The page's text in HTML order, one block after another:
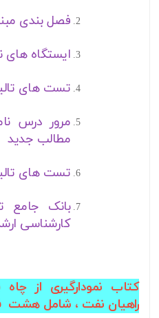
فصل بندی
ایستگاه
تست های
مرور درس
مطالب جدید
تست های
بانک جامع
کارشناسی
کتاب نمودارگیری از چاه
راهیان نفت ، شاملهشت